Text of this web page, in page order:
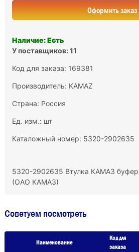
Оформить заказ
Наличие: Есть
У поставщиков: 11
Код для заказа: 169381
Производитель: KAMAZ
Страна: Россия
Ед. изм.: шт
Каталожный номер: 5320-2902635
5320-2902635 Втулка КАМАЗ
(ОАО КАМАЗ)
Советуем посмотреть
Наименование
Код для
заказа